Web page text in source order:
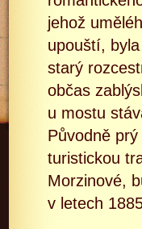
jehož
upouští,
starý
občas
u mostu
Původně
turistickou
Morzinové,
v letech